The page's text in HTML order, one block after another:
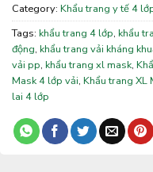
Category: Khẩu trang y tế 4
Tags: khẩu trang 4 lớp, khẩu
động, khẩu trang vải kháng
vải pp, khẩu trang xl mask,
Mask 4 lớp vải, Khẩu trang XL
lai 4 lớp